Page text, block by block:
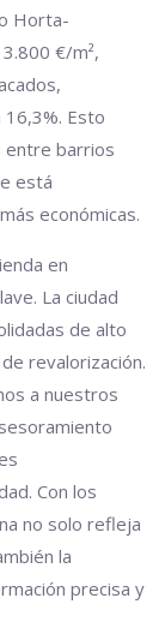
Horta-
€/m²,
Esto
entre barrios
está
económicas.
en
La ciudad
de alto
revalorización.
a nuestros
Con los
no solo refleja
la
precisa y